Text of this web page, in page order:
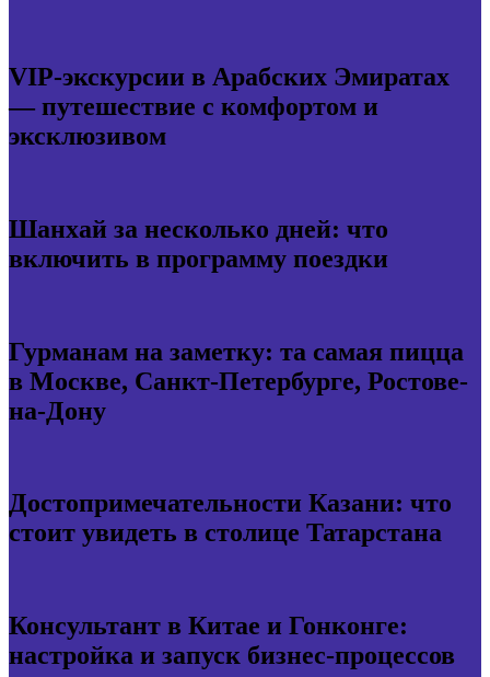
VIP-экскурсии в Арабских Эмиратах
— путешествие с комфортом и
эксклюзивом
Шанхай за несколько дней: что
включить в программу поездки
Гурманам на заметку: та самая пицца
в Москве, Санкт-Петербурге, Ростове-
на-Дону
Достопримечательности Казани: что
стоит увидеть в столице Татарстана
Консультант в Китае и Гонконге:
настройка и запуск бизнес-процессов